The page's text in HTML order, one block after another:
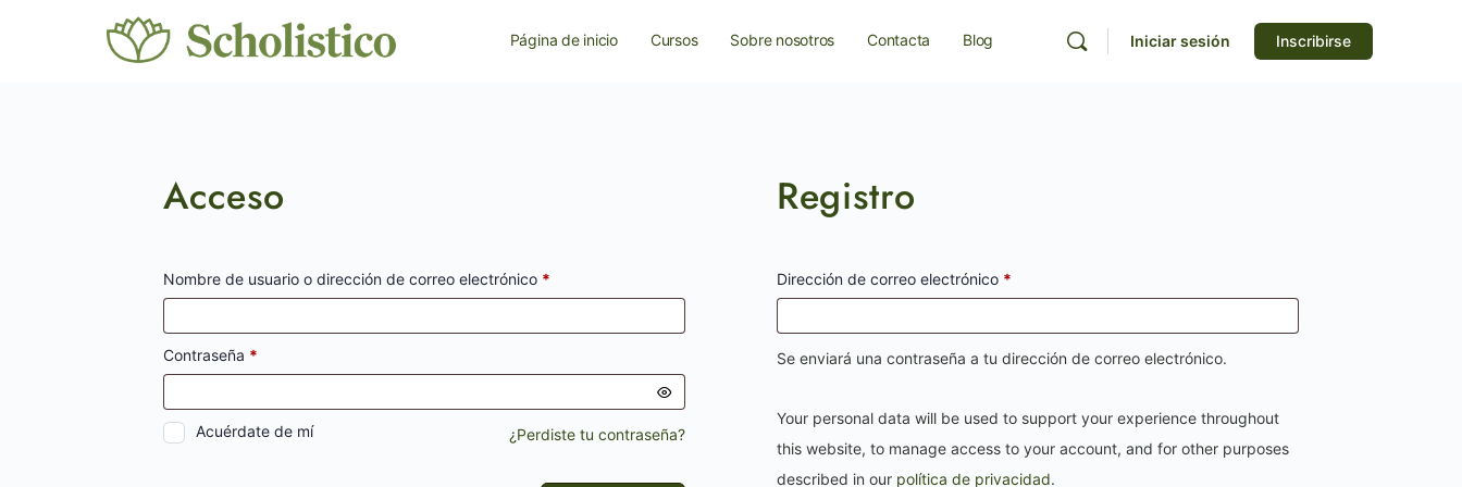
Página de inicio Cursos Sobre nosotros Contacta Blog Iniciar sesión Inscribirse
Acceso
Nombre de usuario o dirección de correo electrónico *
Contraseña *
Acuérdate de mí ¿Perdiste tu contraseña?
Registro
Dirección de correo electrónico *
Se enviará una contraseña a tu dirección de correo electrónico.
Your personal data will be used to support your experience throughout
this website, to manage access to your account, and for other purposes
described in our política de privacidad.